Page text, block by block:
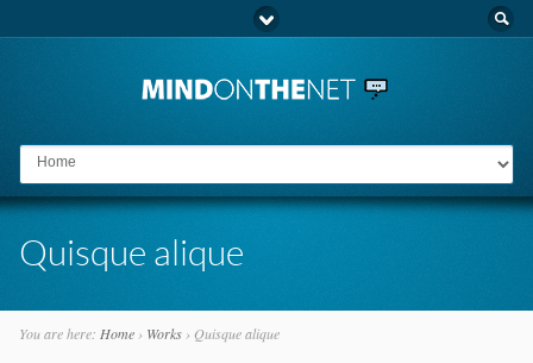
Go to:
Quisque alique
You are here: Home› Works› Quisque alique